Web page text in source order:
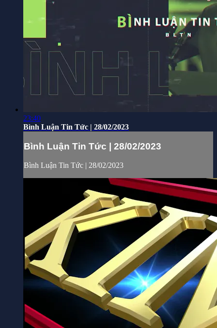
23:40
Bình Luận Tin Tức | 28/02/2023
Bình Luận Tin Tức | 28/02/2023
Bình Luận Tin Tức | 28/02/2023